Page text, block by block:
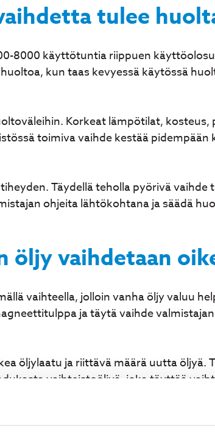
tulee
8000 käyttötuntia riippuen
kun taas kevyessä käytössä
Korkeat lämpötilat, kosteus,
toimiva vaihde kestää pidempään
Täydellä teholla pyörivä vaihde
ohjeita lähtökohtana ja säädä
öljy vaihdetaan
vaihteella, jolloin vanha öljy valuu
ja täytä vaihde
öljylaatu ja riittävä määrä uutta öljyä.
vaihteistoöljyä, joka täyttää
lämmittämiseksi
käsittelylämpötilaan